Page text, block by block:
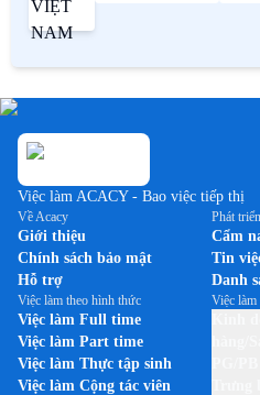
Việc làm ACACY - Bao việc tiếp thị
Về Acacy
Giới thiệu
Chính sách bảo mật
Hỗ trợ
Phát
Cẩm
Tin
Danh
Việc làm theo hình thức
Việc làm Full time
Việc làm Part time
Việc làm Thực tập sinh
Việc làm Cộng tác viên
Việc